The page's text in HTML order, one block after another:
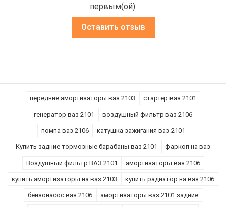
первым(ой).
Оставить отзыв
передние амортизаторы ваз 2103 стартер ваз 2101
генератор ваз 2101 воздушный фильтр ваз 2106
помпа ваз 2106 катушка зажигания ваз 2101
Купить задние тормозные барабаны ваз 2101 фаркоп на ваз
Воздушный фильтр ВАЗ 2101 амортизаторы ваз 2106
купить амортизаторы на ваз 2103 купить радиатор на ваз 2106
бензонасос ваз 2106 амортизаторы ваз 2101 задние